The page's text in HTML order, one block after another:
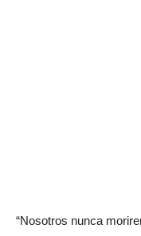
“Nosotros nunca